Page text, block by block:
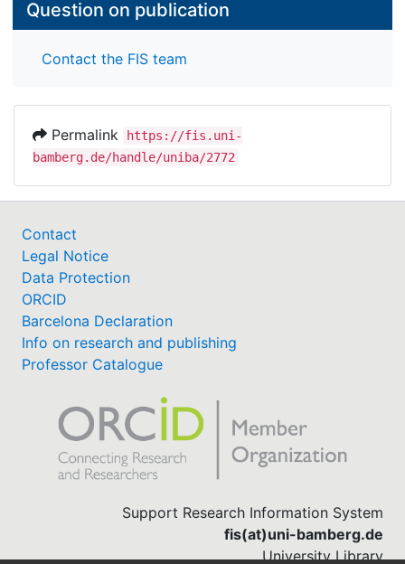
Question on publication
Contact the FIS team
Permalink
https://fis.uni-
bamberg.de/handle/uniba/2772
Contact
Legal Notice
Data Protection
ORCID
Barcelona Declaration
Info on research and publishing
Professor Catalogue
Support Research Information System
fis(at)uni-bamberg.de
University Library